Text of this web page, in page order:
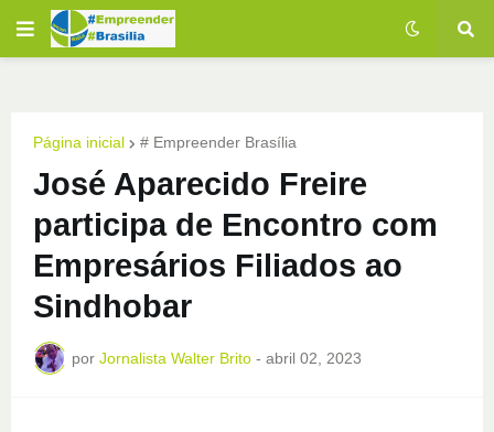
Página inicial # Empreender Brasília
José Aparecido Freire
participa de Encontro com
Empresários Filiados ao
Sindhobar
por Jornalista Walter Brito - abril 02, 2023